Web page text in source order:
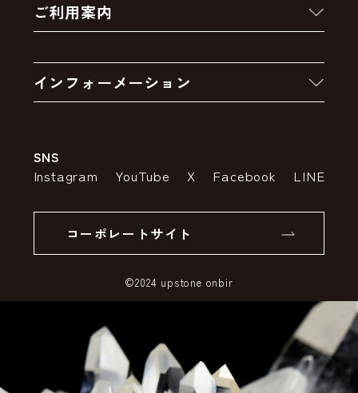
クーポン
卸販売・大量注文
アウトレットセール
ご利用案内
お支払いについて
インフォーメーション
特定商取引法の表示
SSLサーバー証明書とは
SNS
Instagram YouTube X Facebook LINE
コーポレートサイト
©2024 upstone onbir